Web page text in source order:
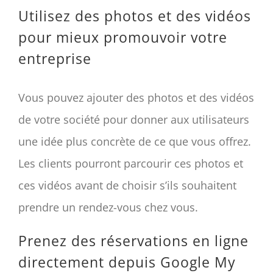
Utilisez des photos et des vidéos
pour mieux promouvoir votre
entreprise
Vous pouvez ajouter des photos et des vidéos
de votre société pour donner aux utilisateurs
une idée plus concrète de ce que vous offrez.
Les clients pourront parcourir ces photos et
ces vidéos avant de choisir s’ils souhaitent
prendre un rendez-vous chez vous.
Prenez des réservations en ligne
directement depuis Google My